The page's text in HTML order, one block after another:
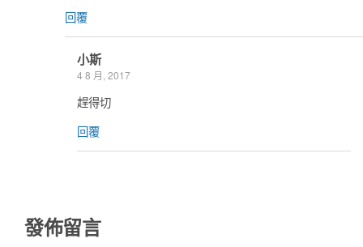
回覆
小斯
4 8 月, 2017
趕得切
回覆
發佈留言